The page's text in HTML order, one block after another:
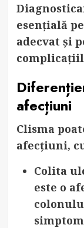
esențială
adecvat și
afecțiuni
Clisma
afecțiuni,
Colita
este o